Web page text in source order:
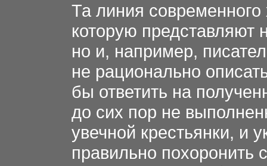
Та линия современного
которую представляют
но и, например,
не рационально
бы ответить на
до сих пор не
увечной крестьянки, и
правильно похоронить